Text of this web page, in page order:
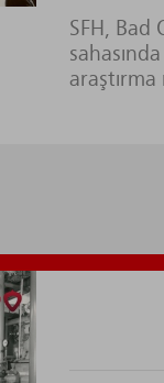
SFH, Bad